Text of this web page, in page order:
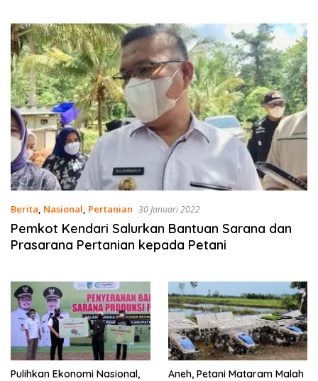
Berita, Nasional, Pertanian 30 Januari 2022
Pemkot Kendari Salurkan Bantuan Sarana dan
Prasarana Pertanian kepada Petani
Pulihkan Ekonomi Nasional,
Aneh, Petani Mataram Malah